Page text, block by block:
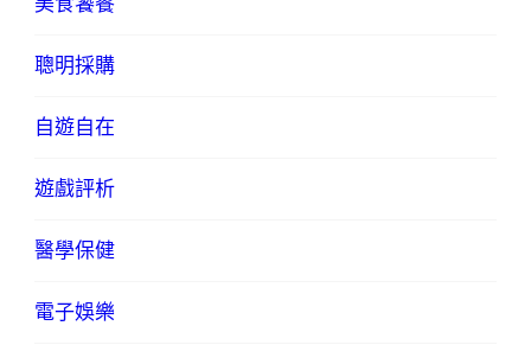
聰明採購
自遊自在
遊戲評析
醫學保健
電子娛樂